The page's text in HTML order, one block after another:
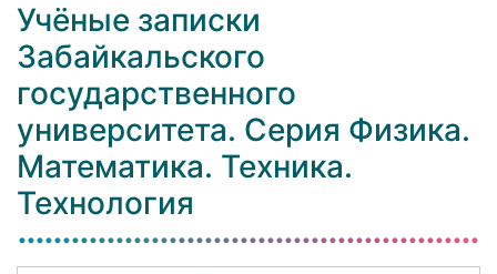
Учёные записки
Забайкальского
государственного
университета. Серия Физика.
Математика. Техника.
Технология